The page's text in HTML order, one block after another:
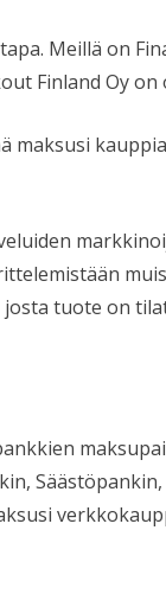
Meillä on
Finland Oy on
maksusi
tuote on